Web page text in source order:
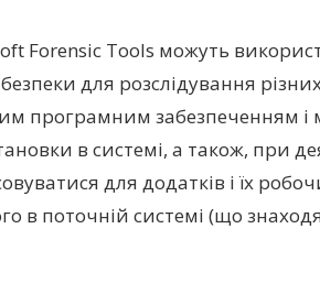
Forensic Tools можуть
для розслідування
програмним забезпеченням і
в системі, а також, при
для додатків і їх
в поточній системі (що